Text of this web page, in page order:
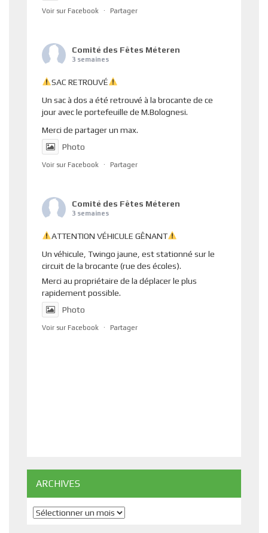
Voir sur Facebook · Partager
Comité des Fêtes Méteren
3 semaines
SAC RETROUVÉ
Un sac à dos a été retrouvé à la brocante de ce
jour avec le portefeuille de M.Bolognesi.
Merci de partager un max.
Photo
Voir sur Facebook · Partager
Comité des Fêtes Méteren
3 semaines
ATTENTION VÉHICULE GÊNANT
Un véhicule, Twingo jaune, est stationné sur le
circuit de la brocante (rue des écoles).
Merci au propriétaire de la déplacer le plus
rapidement possible.
Photo
Voir sur Facebook · Partager
ARCHIVES
Archives